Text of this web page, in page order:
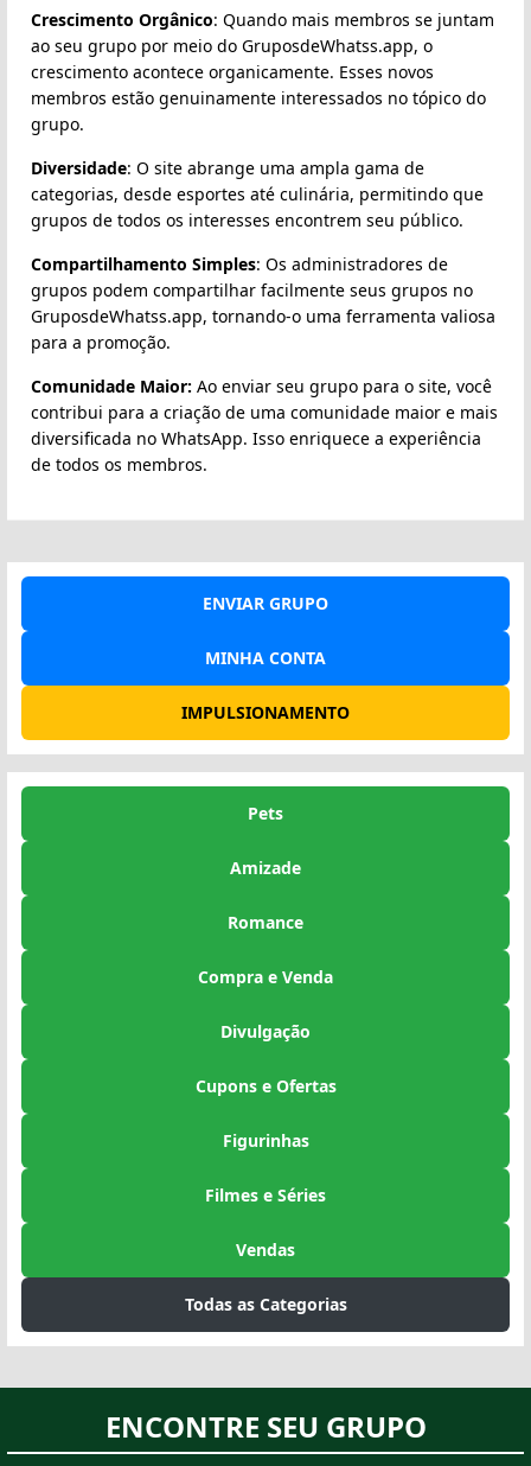
Crescimento Orgânico: Quando mais membros se juntam
ao seu grupo por meio do GruposdeWhatss.app, o
crescimento acontece organicamente. Esses novos
membros estão genuinamente interessados no tópico do
grupo.
Diversidade: O site abrange uma ampla gama de
categorias, desde esportes até culinária, permitindo que
grupos de todos os interesses encontrem seu público.
Compartilhamento Simples: Os administradores de
grupos podem compartilhar facilmente seus grupos no
GruposdeWhatss.app, tornando-o uma ferramenta valiosa
para a promoção.
Comunidade Maior: Ao enviar seu grupo para o site, você
contribui para a criação de uma comunidade maior e mais
diversificada no WhatsApp. Isso enriquece a experiência
de todos os membros.
ENVIAR GRUPO
MINHA CONTA
IMPULSIONAMENTO
Pets
Amizade
Romance
Compra e Venda
Divulgação
Cupons e Ofertas
Figurinhas
Filmes e Séries
Vendas
Todas as Categorias
ENCONTRE SEU GRUPO